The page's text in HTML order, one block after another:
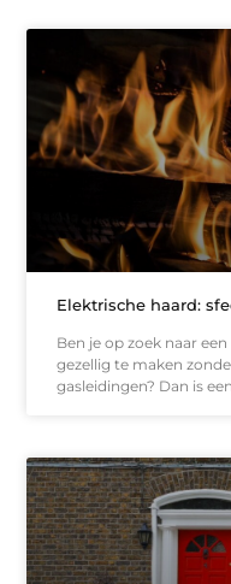
Elektrische haard:
Ben je op zoek naar
gezellig te maken
gasleidingen? Dan is